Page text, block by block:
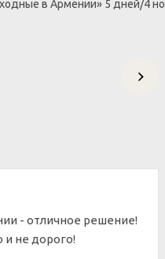
- отличное решение!
и не дорого!